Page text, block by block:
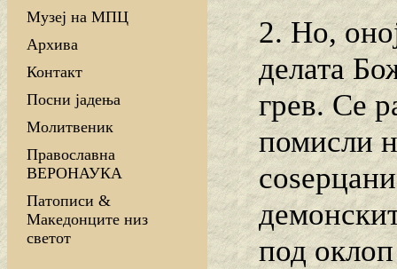
Музеј на МПЦ
Архива
Контакт
Посни јадења
Молитвеник
Православна
ВЕРОНАУКА
Патописи &
Македонците низ
светот
2. Но,
делата
грев. Се
помисли
под